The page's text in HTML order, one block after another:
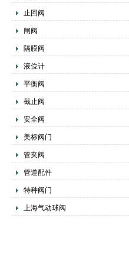
止回阀
闸阀
隔膜阀
液位计
平衡阀
截止阀
安全阀
美标阀门
管夹阀
管道配件
特种阀门
上海气动球阀